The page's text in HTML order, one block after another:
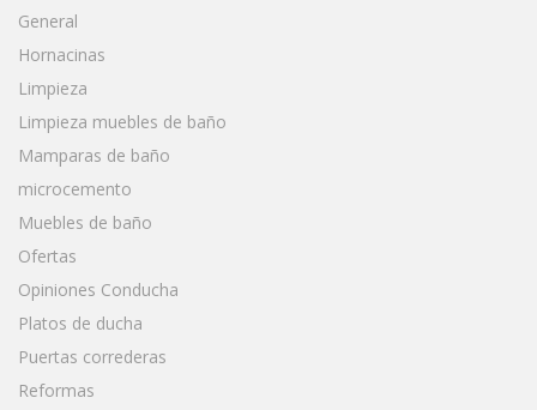
General
Hornacinas
Limpieza
Limpieza muebles de baño
Mamparas de baño
microcemento
Muebles de baño
Ofertas
Opiniones Conducha
Platos de ducha
Puertas correderas
Reformas